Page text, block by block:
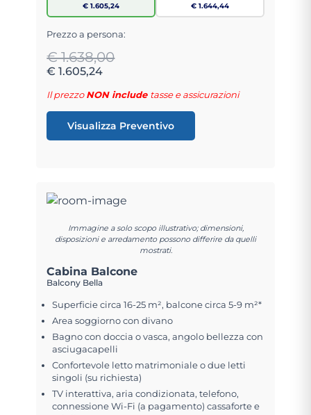
€ 1.605,24
€ 1.644,44
Prezzo a persona:
€ 1.638,00
€ 1.605,24
Il prezzoNON include tasse e assicurazioni
Visualizza Preventivo
Immagine a solo scopo illustrativo; dimensioni,
disposizioni e arredamento possono differire da quelli
mostrati.
Cabina Balcone
Balcony Bella
Superficie circa 16-25 m², balcone circa 5-9 m²*
Area soggiorno con divano
Bagno con doccia o vasca, angolo bellezza con
asciugacapelli
Confortevole letto matrimoniale o due letti
singoli (su richiesta)
TV interattiva, aria condizionata, telefono,
connessione Wi-Fi (a pagamento) cassaforte e